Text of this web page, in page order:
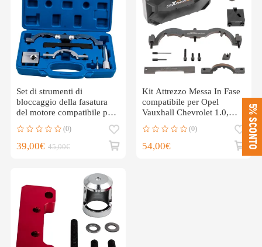
Set di strumenti di
bloccaggio della fasatura
del motore compatibile per
catena compatibile per
VAUXHALL OPEL
CORSA 1000/1200 /
(0)
39,00€ 45,00€
Kit Attrezzo Messa In Fase
compatibile per Opel
Vauxhall Chevrolet 1.0,
1.2, 1.4 Tool Kit
(0)
54,00€ 5% SCONTO